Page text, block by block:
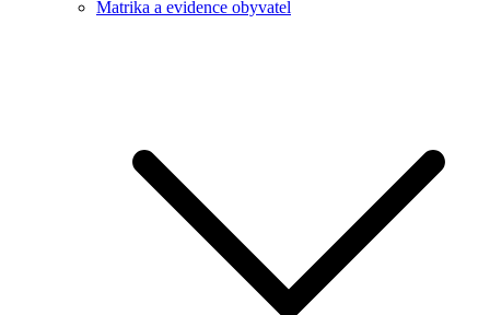
Matrika a evidence obyvatel